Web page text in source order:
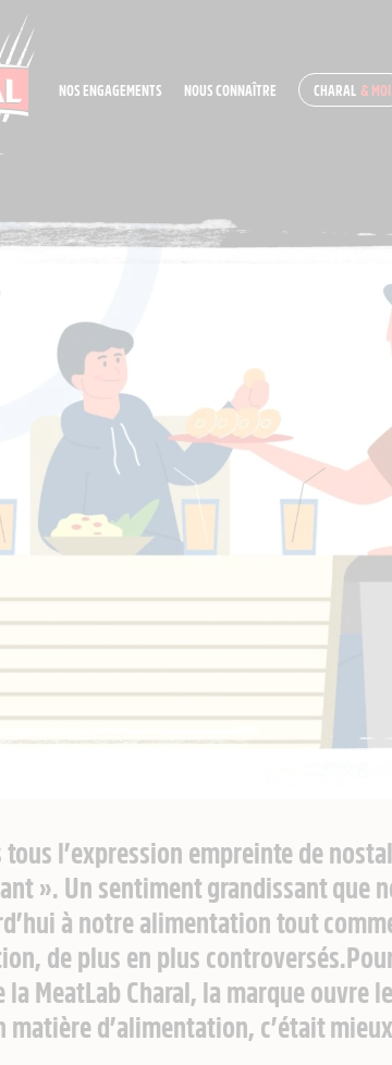
NOS ENGAGEMENTS NOUS CONNAÎTRE CHARAL& MOI
l’expression empreinte de
». Un sentiment grandissant que
à notre alimentation tout
de plus en plus
MeatLab Charal, la marque ouvre
d’alimentation, c’était